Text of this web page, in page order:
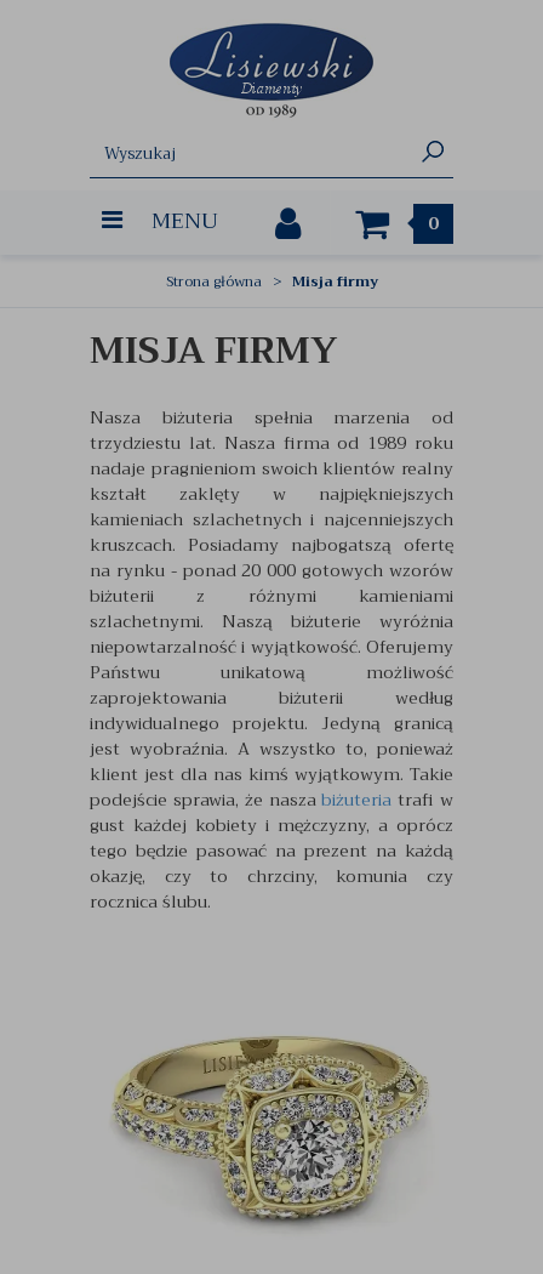
MENU 0
Strona główna Misja firmy
MISJA FIRMY
Nasza biżuteria spełnia marzenia od
trzydziestu lat. Nasza firma od 1989 roku
nadaje pragnieniom swoich klientów realny
kształt zaklęty w najpiękniejszych
kamieniach szlachetnych i najcenniejszych
kruszcach. Posiadamy najbogatszą ofertę
na rynku - ponad 20 000 gotowych wzorów
biżuterii z różnymi kamieniami
szlachetnymi. Naszą biżuterie wyróżnia
niepowtarzalność i wyjątkowość. Oferujemy
Państwu unikatową możliwość
zaprojektowania biżuterii według
indywidualnego projektu. Jedyną granicą
jest wyobraźnia. A wszystko to, ponieważ
klient jest dla nas kimś wyjątkowym. Takie
podejście sprawia, że naszabiżuteria trafi w
gust każdej kobiety i mężczyzny, a oprócz
tego będzie pasować na prezent na każdą
okazję, czy to chrzciny, komunia czy
rocznica ślubu.